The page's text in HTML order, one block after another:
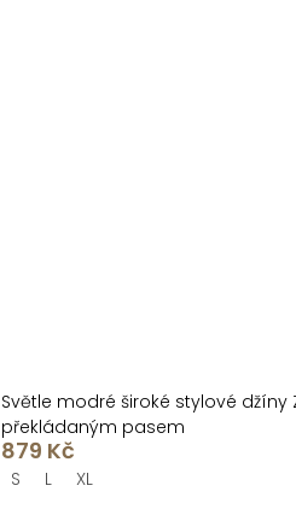
Světle modré široké stylové džíny
překládaným pasem
879 Kč
S L XL